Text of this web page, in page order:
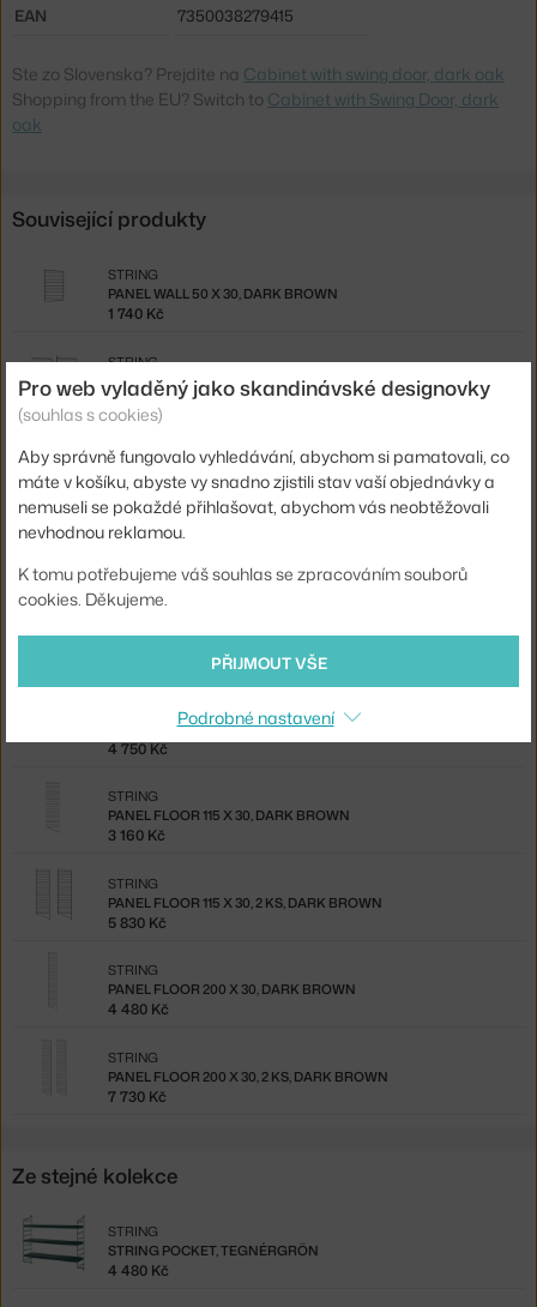
EAN
7350038279415
Ste zo Slovenska? Prejdite na Cabinet with swing door, dark oak
Shopping from the EU? Switch to Cabinet with Swing Door, dark
oak
Související produkty
PANEL WALL 50 X 30, DARK BROWN
STRING
1 740 Kč
PANEL WALL 50 X 30, 2 KS, DARK BROWN
STRING
2 870 Kč
PANEL WALL 75 X 30, DARK BROWN
STRING
1 940 Kč
STRING
3 060 Kč
PANEL FLOOR 85 X 30, DARK BROWN
PANEL FLOOR 85 X 30, 2 KS, DARK BROWN
4 750 Kč
PANEL FLOOR 115 X 30, DARK BROWN
STRING
3 160 Kč
PANEL FLOOR 115 X 30, 2 KS, DARK BROWN
STRING
5 830 Kč
PANEL FLOOR 200 X 30, DARK BROWN
STRING
4 480 Kč
PANEL FLOOR 200 X 30, 2 KS, DARK BROWN
STRING
7 730 Kč
Ze stejné kolekce
STRING POCKET, TEGNÉRGRÖN
STRING
4 480 Kč
Pro web vyladěný jako skandinávské designovky
(souhlas s cookies)
Aby správně fungovalo vyhledávání, abychom si pamatovali, co
máte v košíku, abyste vy snadno zjistili stav vaší objednávky a
nemuseli se pokaždé přihlašovat, abychom vás neobtěžovali
nevhodnou reklamou.
K tomu potřebujeme váš souhlas se zpracováním souborů
cookies. Děkujeme.
PŘIJMOUT VŠE
Podrobné nastavení